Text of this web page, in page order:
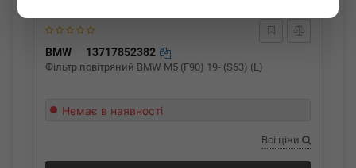
BMW 13717852382
Фільтр повітряний BMW M5 (F90) 19- (S63) (L)
Немає в наявності
Всі ціни